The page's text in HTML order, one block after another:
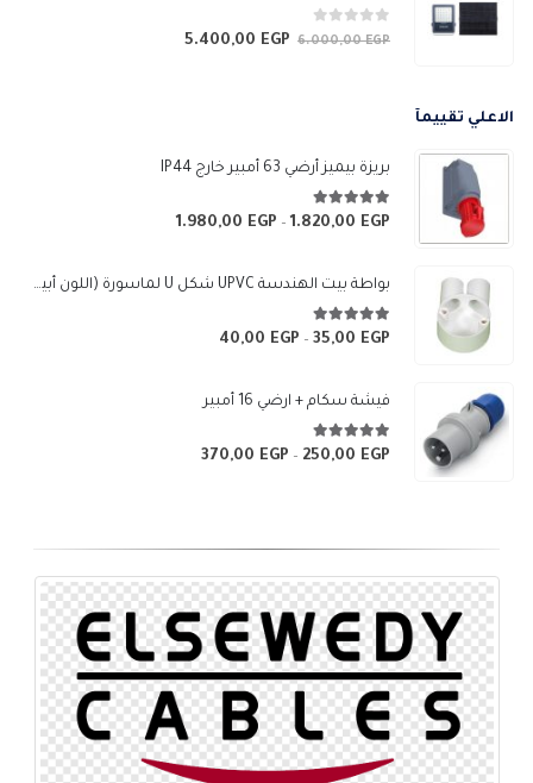
0 من 56.000,00EGP
السعر5.400,00 EGP
السعر
الاعلي تقييمآ
بريزة بيميز أرضي 63 أمبير خارج IP44
5.00 من 5
1.820,00 EGP
–
1.980,00 EGP
من
بواطة بيت الهندسة UPVC شكل U لماسورة (اللون أبيض)
5.00 من 5
35,00 EGP
–
40,00 EGP
من
خلال
فيشة سكام + ارضي 16 أمبير
5.00 من 5
250,00 EGP
–
370,00 EGP
نطاق